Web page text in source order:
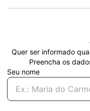
Quer ser informado
Preencha os
Seu nome